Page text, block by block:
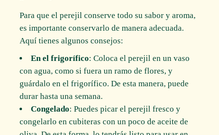
Para que el perejil conserve todo su sabor y aroma,
es importante conservarlo de manera adecuada.
Aquí tienes algunos consejos:
En el frigorífico: Coloca el perejil en un vaso
con agua, como si fuera un ramo de flores, y
guárdalo en el frigorífico. De esta manera, puede
durar hasta una semana.
Congelado: Puedes picar el perejil fresco y
congelarlo en cubiteras con un poco de aceite de